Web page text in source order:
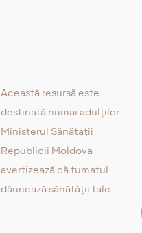
Această resursă este
destinată numai adulților.
Ministerul Sănătății
Republicii Moldova
avertizează că fumatul
dăunează sănătății tale.